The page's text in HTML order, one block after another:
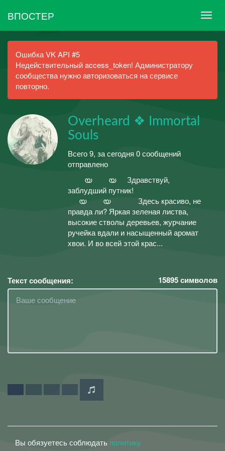
ВПОСТЕР
Ошибка VK API #5
Недействительный access_token! Администратору
сообщества нужно авторизоваться на сервисе
повторно.
Overheard ❖ Immortal
Souls
Всего 9, за сегодня 0 сообщений
отправлено
⠀⠀⠀യ⠀⠀⠀യ⠀⠀Здравствуй,
заблудший путник!
⠀⠀യ⠀⠀⠀യ⠀⠀⠀⠀⠀Здесь красиво, не
правда ли? Яркая зеленая листва,
высокие стволы деревьев, журчание
ручейка вдали и насыщенный аромат
хвои. И во всей этой крас...
Текст сообщения: 15895символов
Вы обязуетесь соблюдать политику